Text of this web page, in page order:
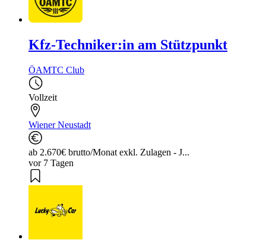
Kfz-Techniker:in am Stützpunkt
ÖAMTC Club
Vollzeit
Wiener Neustadt
ab 2.670€ brutto/Monat exkl. Zulagen - J...
vor 7 Tagen